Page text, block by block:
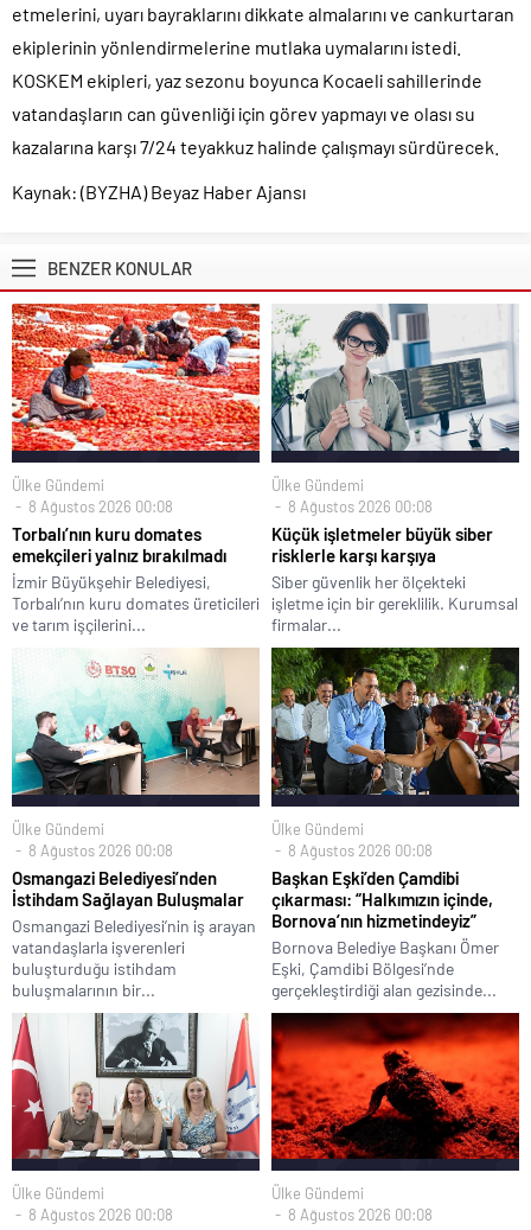
etmelerini, uyarı bayraklarını dikkate almalarını ve cankurtaran
ekiplerinin yönlendirmelerine mutlaka uymalarını istedi.
KOSKEM ekipleri, yaz sezonu boyunca Kocaeli sahillerinde
vatandaşların can güvenliği için görev yapmayı ve olası su
kazalarına karşı 7/24 teyakkuz halinde çalışmayı sürdürecek.
Kaynak: (BYZHA) Beyaz Haber Ajansı
BENZER KONULAR
Ülke Gündemi
8 Ağustos 2026 00:08
Torbalı’nın kuru domates
emekçileri yalnız bırakılmadı
İzmir Büyükşehir Belediyesi,
Torbalı’nın kuru domates üreticileri
ve tarım işçilerini...
Ülke Gündemi
8 Ağustos 2026 00:08
Küçük işletmeler büyük siber
risklerle karşı karşıya
Siber güvenlik her ölçekteki
işletme için bir gereklilik. Kurumsal
firmalar...
Ülke Gündemi
8 Ağustos 2026 00:08
Osmangazi Belediyesi’nden
İstihdam Sağlayan Buluşmalar
Osmangazi Belediyesi’nin iş arayan
vatandaşlarla işverenleri
buluşturduğu istihdam
buluşmalarının bir...
Ülke Gündemi
8 Ağustos 2026 00:08
Başkan Eşki’den Çamdibi
çıkarması: “Halkımızın içinde,
Bornova’nın hizmetindeyiz”
Bornova Belediye Başkanı Ömer
Eşki, Çamdibi Bölgesi’nde
gerçekleştirdiği alan gezisinde...
Ülke Gündemi
8 Ağustos 2026 00:08
Ülke Gündemi
8 Ağustos 2026 00:08